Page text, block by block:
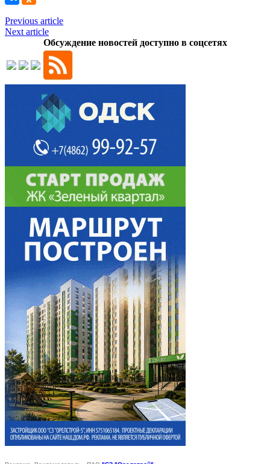
Previous article
Next article
Обсуждение новостей доступно в соцсетях